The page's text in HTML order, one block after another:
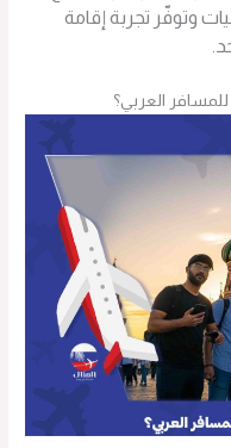
وتوفّر تجربة إقامة
العربي؟